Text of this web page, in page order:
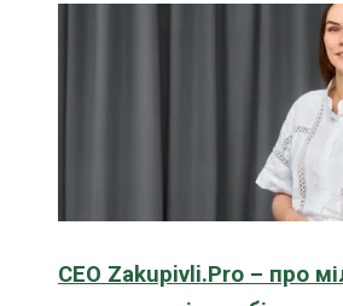
CEO Zakupivli.Pro – про